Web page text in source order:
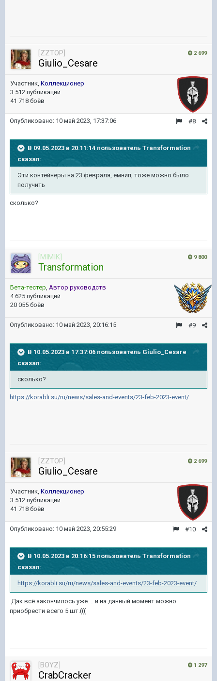
2 699
[ZZTOP]
Giulio_Cesare
Участник, Коллекционер
3 512 публикации
41 718 боёв
#8
Опубликовано: 10 май 2023, 17:37:06
В 09.05.2023 в 20:11:14 пользователь Transformation
сказал:
Эти контейнеры на 23 февраля, емнип, тоже можно было
получить
сколько?
9 800
[MIMIK]
Transformation
Бета-тестер, Автор руководств
4 625 публикаций
20 055 боёв
#9
Опубликовано: 10 май 2023, 20:16:15
В 10.05.2023 в 17:37:06 пользователь Giulio_Cesare
сказал:
сколько?
https://korabli.su/ru/news/sales-and-events/23-feb-2023-event/
2 699
[ZZTOP]
Giulio_Cesare
Участник, Коллекционер
3 512 публикации
41 718 боёв
#10
Опубликовано: 10 май 2023, 20:55:29
В 10.05.2023 в 20:16:15 пользователь Transformation
сказал:
https://korabli.su/ru/news/sales-and-events/23-feb-2023-event/
Дак всё закончилось уже.... и на данный момент можно
приобрести всего 5 шт.(((
1 297
[BOYZ]
CrabCracker